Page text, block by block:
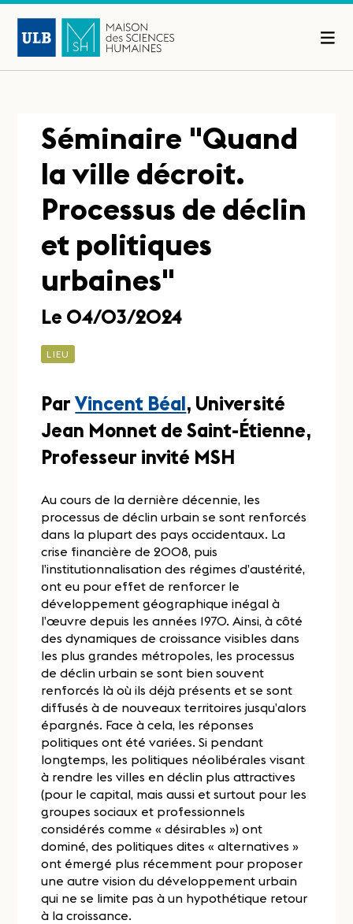
Séminaire "Quand
la ville décroit.
Processus de déclin
et politiques
urbaines"
Le 04/03/2024
LIEU
ParVincent Béal, Université
Jean Monnet de Saint-Étienne,
Professeur invité MSH
Au cours de la dernière décennie, les
processus de déclin urbain se sont renforcés
dans la plupart des pays occidentaux. La
crise financière de 2008, puis
l’institutionnalisation des régimes d’austérité,
ont eu pour effet de renforcer le
développement géographique inégal à
l’œuvre depuis les années 1970. Ainsi, à côté
des dynamiques de croissance visibles dans
les plus grandes métropoles, les processus
de déclin urbain se sont bien souvent
renforcés là où ils déjà présents et se sont
diffusés à de nouveaux territoires jusqu’alors
épargnés. Face à cela, les réponses
politiques ont été variées. Si pendant
longtemps, les politiques néolibérales visant
à rendre les villes en déclin plus attractives
(pour le capital, mais aussi et surtout pour les
groupes sociaux et professionnels
considérés comme « désirables ») ont
dominé, des politiques dites « alternatives »
ont émergé plus récemment pour proposer
une autre vision du développement urbain
qui ne se limite pas à un hypothétique retour
à la croissance.